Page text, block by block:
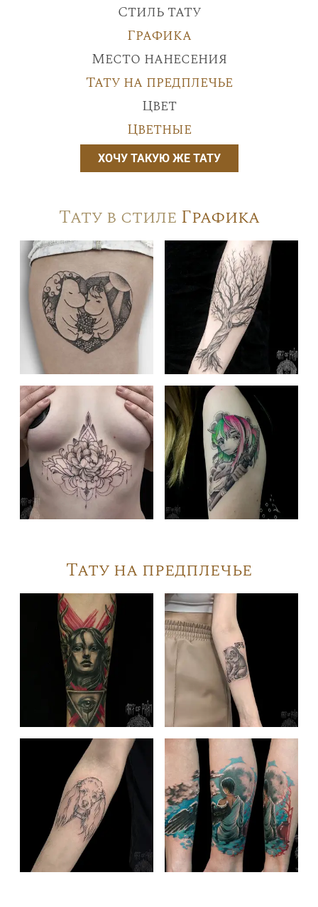
Стиль тату
Графика
Место нанесения
Тату на предплечье
Цвет
Цветные
ХОЧУ ТАКУЮ ЖЕ ТАТУ
Тату в стиле Графика
Тату на предплечье